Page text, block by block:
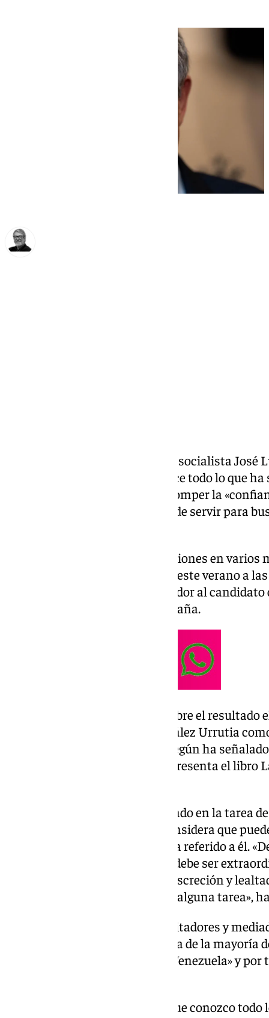
El expresidente del Gobierno, el socialista José
afirmado este martes que conoce todo lo que
evitado pronunciarse para no romper la
últimos años y que, afirma, puede servir para
Han sido sus primeras declaraciones en varios
presidenciales en Venezuela de este verano a
la oposición dieron como vencedor al
Urrutia, ahora refugiado en España.
Así, ha eludido pronunciarse sobre el resultado
español debe reconocer a González Urrutia
, según ha
en el Ateneo de Madrid, donde presenta el libro
Afirma además que ha participado en la tarea
González viniera a España y considera que
líder opositor ha hablado y se ha referido a él.
facilita, cuando alguien media, debe ser
derecho y un deber mantener discreción y
permitido, querido que facilites alguna tarea»,
Zapatero defiende que los «facilitadores y
intentar mantener «la confianza de la mayoría
un conflicto como el que tiene Venezuela» y
«Pueden ustedes comprender que conozco